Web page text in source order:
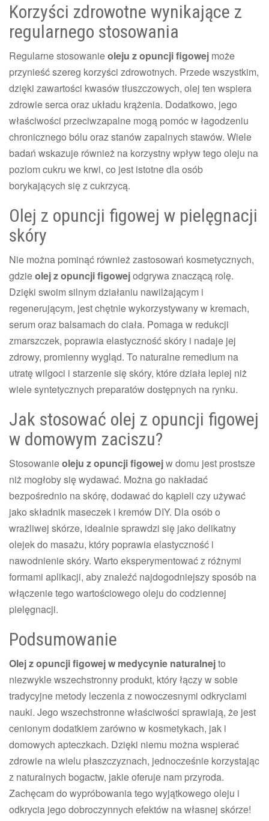
Korzyści zdrowotne wynikające z
regularnego stosowania
Regularne stosowanieoleju z opuncji figowej może
przynieść szereg korzyści zdrowotnych. Przede wszystkim,
dzięki zawartości kwasów tłuszczowych, olej ten wspiera
zdrowie serca oraz układu krążenia. Dodatkowo, jego
właściwości przeciwzapalne mogą pomóc w łagodzeniu
chronicznego bólu oraz stanów zapalnych stawów. Wiele
badań wskazuje również na korzystny wpływ tego oleju na
poziom cukru we krwi, co jest istotne dla osób
borykających się z cukrzycą.
Olej z opuncji figowej w pielęgnacji
skóry
Nie można pominąć również zastosowań kosmetycznych,
gdzieolej z opuncji figowejodgrywa znaczącą rolę.
Dzięki swoim silnym działaniu nawilżającym i
regenerującym, jest chętnie wykorzystywany w kremach,
serum oraz balsamach do ciała. Pomaga w redukcji
zmarszczek, poprawia elastyczność skóry i nadaje jej
zdrowy, promienny wygląd. To naturalne remedium na
utratę wilgoci i starzenie się skóry, które działa lepiej niż
wiele syntetycznych preparatów dostępnych na rynku.
Jak stosować olej z opuncji figowej
w domowym zaciszu?
Stosowanieoleju z opuncji figowejw domu jest prostsze
niż mogłoby się wydawać. Można go nakładać
bezpośrednio na skórę, dodawać do kąpieli czy używać
jako składnik maseczek i kremów DIY. Dla osób o
wrażliwej skórze, idealnie sprawdzi się jako delikatny
olejek do masażu, który poprawia elastyczność i
nawodnienie skóry. Warto eksperymentować z różnymi
formami aplikacji, aby znaleźć najdogodniejszy sposób na
włączenie tego wartościowego oleju do codziennej
pielęgnacji.
Podsumowanie
Olej z opuncji figowej w medycynie naturalnejto
niezwykle wszechstronny produkt, który łączy w sobie
tradycyjne metody leczenia z nowoczesnymi odkryciami
nauki. Jego wszechstronne właściwości sprawiają, że jest
cenionym dodatkiem zarówno w kosmetykach, jak i
domowych apteczkach. Dzięki niemu można wspierać
zdrowie na wielu płaszczyznach, jednocześnie korzystając
z naturalnych bogactw, jakie oferuje nam przyroda.
Zachęcam do wypróbowania tego wyjątkowego oleju i
odkrycia jego dobroczynnych efektów na własnej skórze!